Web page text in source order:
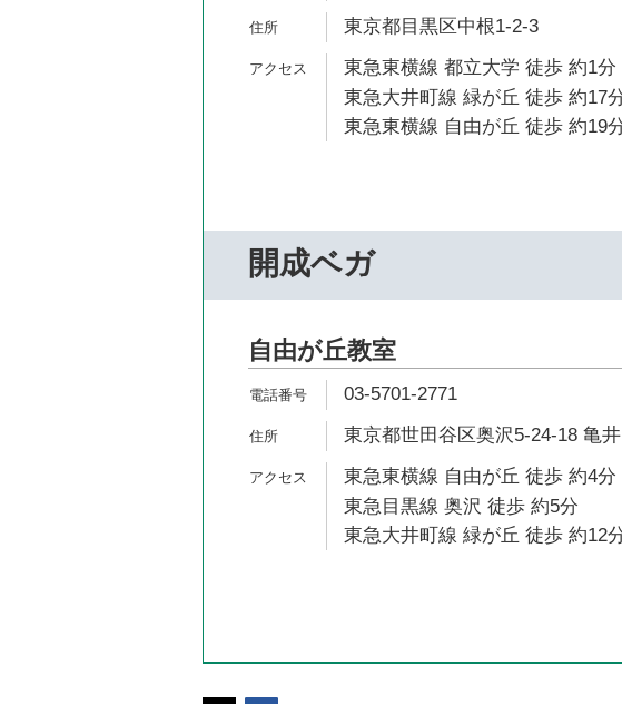
東京都目黒区中根1-2-3
東急東横線 都立大学 徒歩 約1分
東急大井町線 緑が丘 徒歩 約17
東急東横線 自由が丘 徒歩 約19
開成ベガ
自由が丘教室
03-5701-2771
東京都世田谷区奥沢5-24-18 亀
東急東横線 自由が丘 徒歩 約4分
東急目黒線 奥沢 徒歩 約5分
東急大井町線 緑が丘 徒歩 約12